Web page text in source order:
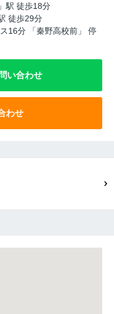
」駅 徒歩18分
徒歩29分
ス16分 「秦野高校前」 停
い合わせ
わせ